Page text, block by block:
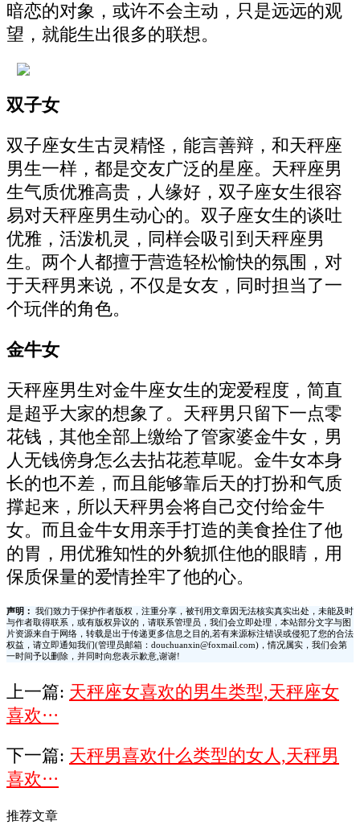
暗恋的对象，或许不会主动，只是远远的观
望，就能生出很多的联想。
双子女
双子座女生古灵精怪，能言善辩，和天秤座
男生一样，都是交友广泛的星座。天秤座男
生气质优雅高贵，人缘好，双子座女生很容
易对天秤座男生动心的。双子座女生的谈吐
优雅，活泼机灵，同样会吸引到天秤座男
生。两个人都擅于营造轻松愉快的氛围，对
于天秤男来说，不仅是女友，同时担当了一
个玩伴的角色。
金牛女
天秤座男生对金牛座女生的宠爱程度，简直
是超乎大家的想象了。天秤男只留下一点零
花钱，其他全部上缴给了管家婆金牛女，男
人无钱傍身怎么去拈花惹草呢。金牛女本身
长的也不差，而且能够靠后天的打扮和气质
撑起来，所以天秤男会将自己交付给金牛
女。而且金牛女用亲手打造的美食拴住了他
的胃，用优雅知性的外貌抓住他的眼睛，用
保质保量的爱情拴牢了他的心。
声明：
我们致力于保护作者版权，注重分享，被刊用文章因无法核实真实出处，未能及时
与作者取得联系，或有版权异议的，请联系管理员，我们会立即处理，本站部分文字与图
片资源来自于网络，转载是出于传递更多信息之目的,若有来源标注错误或侵犯了您的合法
权益，请立即通知我们(管理员邮箱：douchuanxin@foxmail.com)，情况属实，我们会第
一时间予以删除，并同时向您表示歉意,谢谢!
上一篇: 天秤座女喜欢的男生类型,天秤座女
喜欢···
下一篇: 天秤男喜欢什么类型的女人,天秤男
喜欢···
推荐文章